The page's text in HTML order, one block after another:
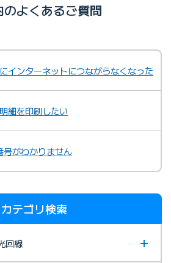
よくあるご質問
ンターネットにつながらなくなった
細を印刷したい
号がわかりません
カテゴリ検索
回線